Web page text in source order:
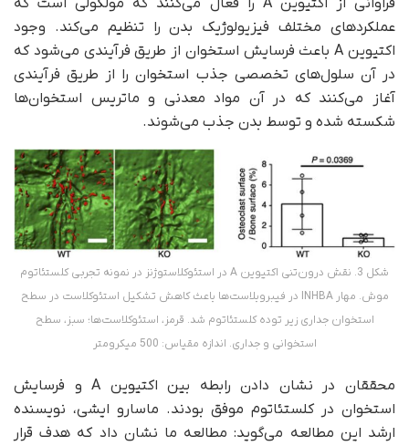
فراوانی از اکتیوین A را فعال می‌کنند که مولکولی است که
عملکردهای مختلف فیزیولوژیک بدن را تنظیم می‌کند. وجود
اکتیوین A باعث فرسایش استخوان از طریق فرآیندی می‌شود که
در آن سلول‌های تخصصی جذب استخوان را از طریق فرآیندی
آغاز می‌کنند که در آن مواد معدنی و ماتریس استخوان‌ها
شکسته شده و توسط بدن جذب می‌شوند.
شکل 3. نقش درون‌تنی اکتیوین A در استئوکلاستوژنز در نمونه تجربی کلستئاتوم
موش. مهار INHBA در فیبروبلاست‌ها باعث کاهش تشکیل استئوکلاست در سطح
استخوان جداری زیر توده کلستئاتوم شد. قرمز، استئوکلاست‌ها؛ سبز، سطح
استخوانی و جداری. اندازه مقیاس: 500 میکرومتر
محققان در نشان دادن رابطه بین اکتیوین A و فرسایش
استخوان در کلستئاتوم موفق بودند. ماسارو ایشی، نویسنده
ارشد این مطالعه می‌گوید: مطالعه ما نشان داد که هدف قرار